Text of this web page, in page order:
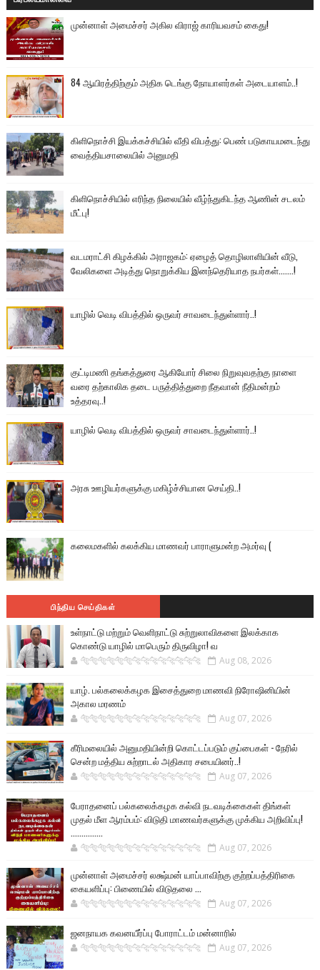
முன்னாள் அமைச்சர் அகில விராஜ் காரியவசம் கைது!
84 ஆயிரத்திற்கும் அதிக டெங்கு நோயாளர்கள் அடையாளம்..!
கிளிநொச்சி இயக்கச்சியில் வீதி விபத்து: பெண் படுகாயமடைந்து
வைத்தியசாலையில் அனுமதி
கிளிநொச்சியில் எரிந்த நிலையில் வீழ்ந்துகிடந்த ஆணின் சடலம்
மீட்பு!
வடமராட்சி கிழக்கில் அராஜகம்: ஏழைத் தொழிலாளியின் வீடு,
வேலிகளை அடித்து நொறுக்கிய இனந்தெரியாத நபர்கள்.......!
யாழில் வெடி விபத்தில் ஒருவர் சாவடைந்துள்ளார்..!
குட்டிமணி தங்கத்துரை ஆகியோர் சிலை நிறுவுவதற்கு நாளை
வரை தற்காலிக தடை பருத்தித்துறை நீதவான் நீதிமன்றம்
உத்தரவு..!
யாழில் வெடி விபத்தில் ஒருவர் சாவடைந்துள்ளார்..!
அரசு ஊழியர்களுக்கு மகிழ்ச்சியான செய்தி..!
கலைமகளில் கலக்கிய மாணவர் பாராளுமன்ற அமர்வு (
பிந்திய செய்திகள்
உள்நாட்டு மற்றும் வெளிநாட்டு சுற்றுலாவிகளை இலக்காக
கொண்டு யாழில் மாபெரும் திருவிழா! வ
🐅🐅🐅🐅🐅🐅🐆🐆🐆🐆🐆🐆🐆🐆 Aug 08, 2026
யாழ். பல்கலைக்கழக இசைத்துறை மாணவி நிரோஷினியின்
அகால மரணம்
🐅🐅🐅🐅🐅🐅🐆🐆🐆🐆🐆🐆🐆🐆 Aug 07, 2026
கீரிமலையில் அனுமதியின்றி கொட்டப்படும் குப்பைகள் - நேரில்
சென்ற மத்திய சுற்றாடல் அதிகார சபையினர்..!
🐅🐅🐅🐅🐅🐅🐆🐆🐆🐆🐆🐆🐆🐆 Aug 07, 2026
பேராதனைப் பல்கலைக்கழக கல்வி நடவடிக்கைகள் திங்கள்
முதல் மீள ஆரம்பம்: விடுதி மாணவர்களுக்கு முக்கிய அறிவிப்பு!
...............
🐅🐅🐅🐅🐅🐅🐆🐆🐆🐆🐆🐆🐆🐆 Aug 07, 2026
முன்னாள் அமைச்சர் லக்ஷ்மன் யாப்பாவிற்கு குற்றப்பத்திரிகை
கையளிப்பு: பிணையில் விடுதலை ...
🐅🐅🐅🐅🐅🐅🐆🐆🐆🐆🐆🐆🐆🐆 Aug 07, 2026
ஜனநாயக கவனயீர்ப்பு போராட்டம் மன்னாரில்
🐅🐅🐅🐅🐅🐅🐆🐆🐆🐆🐆🐆🐆🐆 Aug 07, 2026